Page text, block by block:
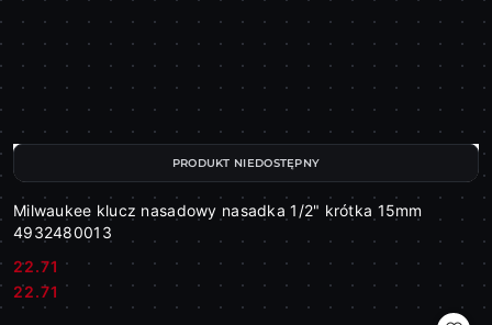
Milwaukee klucz nasadowy nasadka 1/2" krótka 15mm
4932480013
Cena:
22.71
Cena:
22.71
PRODUKT NIEDOSTĘPNY